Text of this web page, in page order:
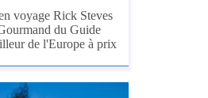
voyage Rick Steves
du Guide
de l'Europe à prix